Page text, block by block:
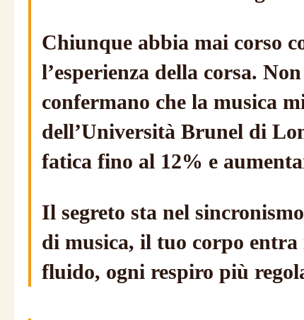
Chiunque abbia mai corso
l’esperienza della corsa.
confermano che la musica
dell’Università Brunel di
fatica fino al 12% e
Il segreto sta nel
di musica, il tuo corpo
fluido, ogni respiro più